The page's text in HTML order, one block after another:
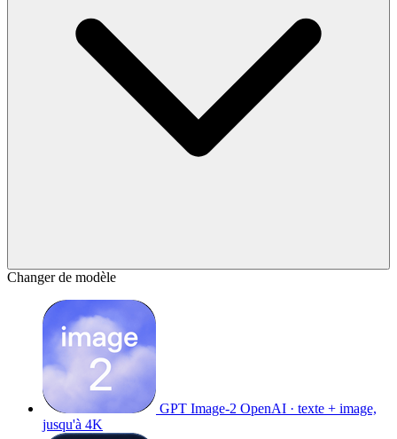
Changer de modèle
GPT Image-2 OpenAI · texte + image,
jusqu'à 4K